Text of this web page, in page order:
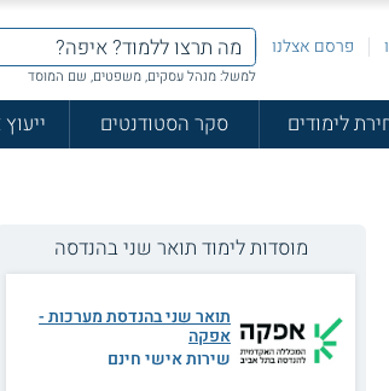
פרסם אצלנו
למשל: מנהל עסקים, משפטים, שם המוסד
לימודים סקר הסטודנטים
מוסדות לימוד תואר שני בהנדסה
תואר שני בהנדסת מערכות -
אפקה
שירות אישי חינם